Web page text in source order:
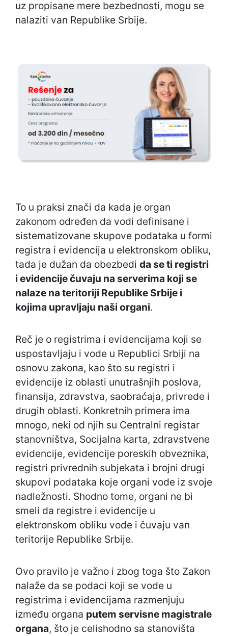
uz propisane mere bezbednosti, mogu se
nalaziti van Republike Srbije.
To u praksi znači da kada je organ
zakonom određen da vodi definisane i
sistematizovane skupove podataka u formi
registra i evidencija u elektronskom obliku,
tada je dužan da obezbedi da se ti registri
i evidencije čuvaju na serverima koji se
nalaze na teritoriji Republike Srbije i
kojima upravljaju naši organi.
Reč je o registrima i evidencijama koji se
uspostavljaju i vode u Republici Srbiji na
osnovu zakona, kao što su registri i
evidencije iz oblasti unutrašnjih poslova,
finansija, zdravstva, saobraćaja, privrede i
drugih oblasti. Konkretnih primera ima
mnogo, neki od njih su Centralni registar
stanovništva, Socijalna karta, zdravstvene
evidencije, evidencije poreskih obveznika,
registri privrednih subjekata i brojni drugi
skupovi podataka koje organi vode iz svoje
nadležnosti. Shodno tome, organi ne bi
smeli da registre i evidencije u
elektronskom obliku vode i čuvaju van
teritorije Republike Srbije.
Ovo pravilo je važno i zbog toga što Zakon
nalaže da se podaci koji se vode u
registrima i evidencijama razmenjuju
između organa putem servisne magistrale
organa, što je celishodno sa stanovišta